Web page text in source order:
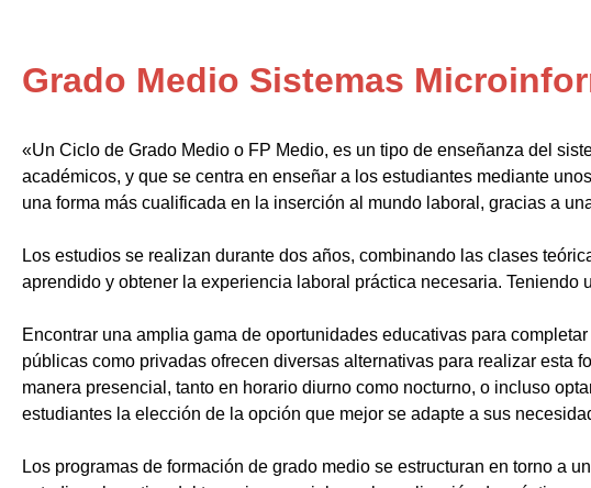
Grado Medio Sistemas
«Un Ciclo de Grado Medio o FP Medio, es un tipo de enseñanza del
académicos, y que se centra en enseñar a los estudiantes mediante
una forma más cualificada en la inserción al mundo laboral, gracias a
Los estudios se realizan durante dos años, combinando las clases
aprendido y obtener la experiencia laboral práctica necesaria. Teniendo
Encontrar una amplia gama de oportunidades educativas para
públicas como privadas ofrecen diversas alternativas para realizar
manera presencial, tanto en horario diurno como nocturno, o incluso
estudiantes la elección de la opción que mejor se adapte a sus
Los programas de formación de grado medio se estructuran en torno a